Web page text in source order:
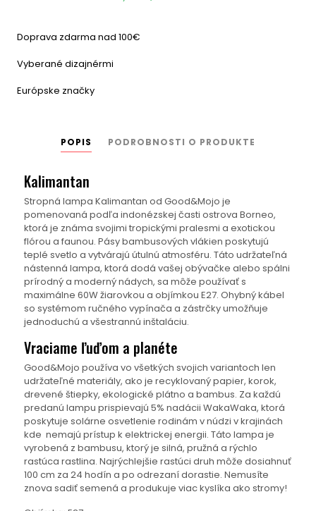
Doprava zdarma nad 100€
Vyberané dizajnérmi
Európske značky
POPIS PODROBNOSTI O PRODUKTE
Kalimantan
Stropná lampa Kalimantan od Good&Mojo je
pomenovaná podľa indonézskej časti ostrova Borneo,
ktorá je známa svojimi tropickými pralesmi a exotickou
flórou a faunou. Pásy bambusových vlákien poskytujú
teplé svetlo a vytvárajú útulnú atmosféru. Táto udržateľná
nástenná lampa, ktorá dodá vašej obývačke alebo spálni
prírodný a moderný nádych, sa môže používať s
maximálne 60W žiarovkou a objímkou E27. Ohybný kábel
so systémom ručného vypínača a zástrčky umožňuje
jednoduchú a všestrannú inštaláciu.
Vraciame ľuďom a planéte
Good&Mojo používa vo všetkých svojich variantoch len
udržateľné materiály, ako je recyklovaný papier, korok,
drevené štiepky, ekologické plátno a bambus. Za každú
predanú lampu prispievajú 5% nadácii WakaWaka, ktorá
poskytuje solárne osvetlenie rodinám v núdzi v krajinách
kde nemajú prístup k elektrickej energii. Táto lampa je
vyrobená z bambusu, ktorý je silná, pružná a rýchlo
rastúca rastlina. Najrýchlejšie rastúci druh môže dosiahnuť
100 cm za 24 hodín a po odrezaní dorastie. Nemusíte
znova sadiť semená a produkuje viac kyslíka ako stromy!